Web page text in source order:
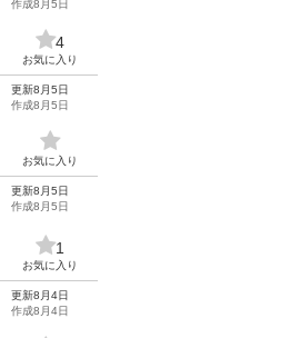
作成8月5日
4
お気に入り
更新8月5日
作成8月5日
お気に入り
更新8月5日
作成8月5日
1
お気に入り
更新8月4日
作成8月4日